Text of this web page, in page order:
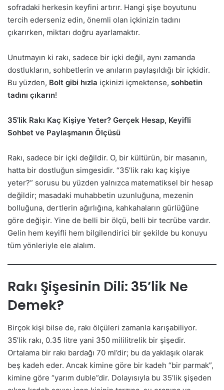
sofradaki herkesin keyfini artırır. Hangi şişe boyutunu
tercih ederseniz edin, önemli olan içkinizin tadını
çıkarırken, miktarı doğru ayarlamaktır.
Unutmayın ki rakı, sadece bir içki değil, aynı zamanda
dostlukların, sohbetlerin ve anıların paylaşıldığı bir içkidir.
Bu yüzden, Bolt gibi hızla içkinizi içmektense, sohbetin
tadını çıkarın!
35’lik Rakı Kaç Kişiye Yeter? Gerçek Hesap, Keyifli
Sohbet ve Paylaşmanın Ölçüsü
Rakı, sadece bir içki değildir. O, bir kültürün, bir masanın,
hatta bir dostluğun simgesidir. “35’lik rakı kaç kişiye
yeter?” sorusu bu yüzden yalnızca matematiksel bir hesap
değildir; masadaki muhabbetin uzunluğuna, mezenin
bolluğuna, dertlerin ağırlığına, kahkahaların gürlüğüne
göre değişir. Yine de belli bir ölçü, belli bir tecrübe vardır.
Gelin hem keyifli hem bilgilendirici bir şekilde bu konuyu
tüm yönleriyle ele alalım.
Rakı Şişesinin Dili: 35’lik Ne
Demek?
Birçok kişi bilse de, rakı ölçüleri zamanla karışabiliyor.
35’lik rakı, 0.35 litre yani 350 mililitrelik bir şişedir.
Ortalama bir rakı bardağı 70 ml’dir; bu da yaklaşık olarak
beş kadeh eder. Ancak kimine göre bir kadeh “bir parmak”,
kimine göre “yarım duble”dir. Dolayısıyla bu 35’lik şişeden